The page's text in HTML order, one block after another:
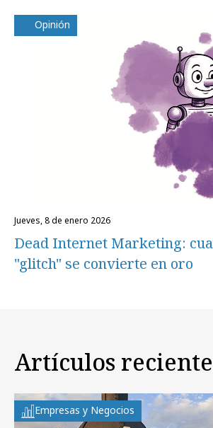
Opinión
jueves, 8 de enero 2026
Dead Internet Marketing:
"glitch" se convierte en oro
Artículos
Empresas y Negocios